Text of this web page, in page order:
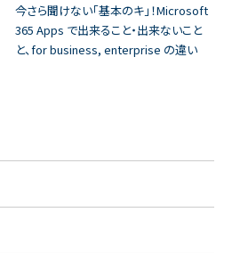
今さら聞けない「基本のキ」！Microsoft
365 Apps で出来ること・出来ないこと
と、for business, enterprise の違い